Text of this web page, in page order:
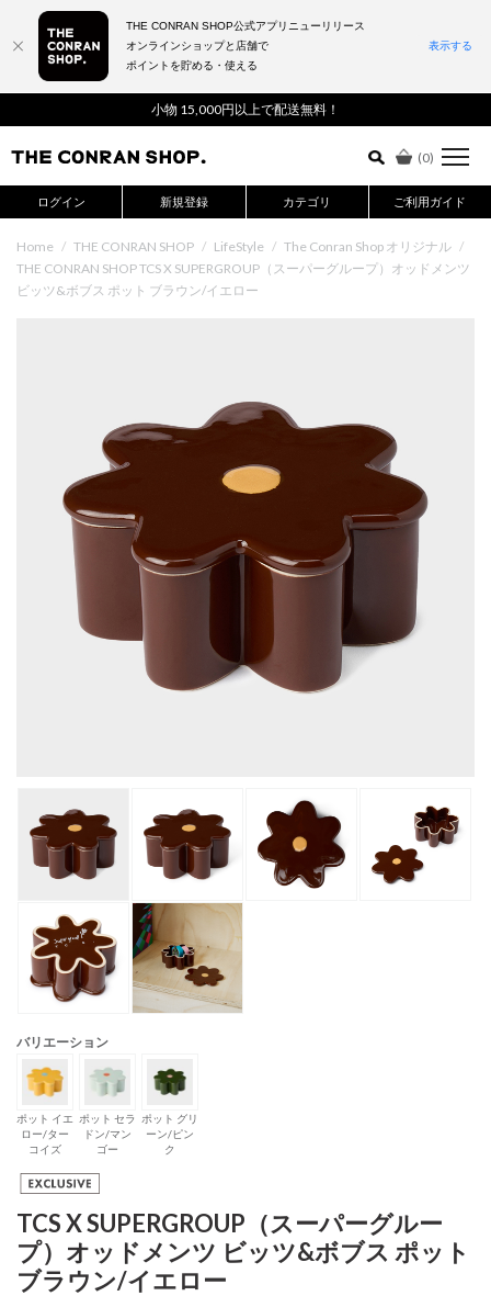
小物 15,000円以上で配送無料！
(0)
ログイン 新規登録 カテゴリ ご利用ガイド
詳細検索はこちら
Home / THE CONRAN SHOP / LifeStyle / The Conran Shop オリジナル /
THE CONRAN SHOP TCS X SUPERGROUP（スーパーグループ）オッドメンツ
ビッツ&ボブス ポット ブラウン/イエロー
バリエーション
ポット イエ
ロー/ター
コイズ
ポット セラ
ドン/マン
ゴー
ポット グリ
ーン/ピン
ク
TCS X SUPERGROUP（スーパーグルー
プ）オッドメンツ ビッツ&ボブス ポット
ブラウン/イエロー
THE CONRAN SHOP公式アプリニューリリース
オンラインショップと店舗で
ポイントを貯める・使える
表示する